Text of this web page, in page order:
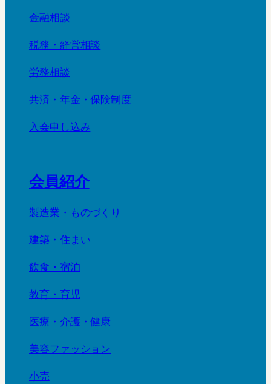
金融相談
税務・経営相談
労務相談
共済・年金・保険制度
入会申し込み
会員紹介
製造業・ものづくり
建築・住まい
飲食・宿泊
教育・育児
医療・介護・健康
美容ファッション
小売